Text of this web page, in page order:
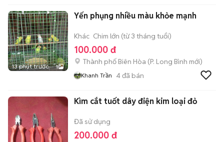
13 phút trước 1
Yến phụng nhiều màu khỏe mạnh
Khác Chim lớn (từ 3 tháng tuổi)
100.000 đ
Thành phố Biên Hòa (P. Long Bình mới)
Khanh Trần 4đã bán
Kìm cắt tuốt dây điện kim loại đỏ
Đã sử dụng
200.000 đ